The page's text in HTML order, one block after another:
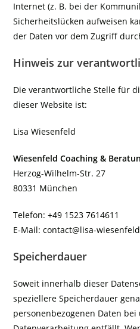
Internet (z. B. bei der
Sicherheitslücken aufweisen
der Daten vor dem Zugriff
Hinweis zur
Die verantwortliche Stelle für
dieser Website ist:
Lisa Wiesenfeld
Wiesenfeld Coaching &
Herzog-Wilhelm-Str. 27
80331 München
Telefon: +49 1523 7614611
E-Mail: contact@lisa-
Speicherdauer
Soweit innerhalb dieser
speziellere Speicherdauer
personenbezogenen Daten